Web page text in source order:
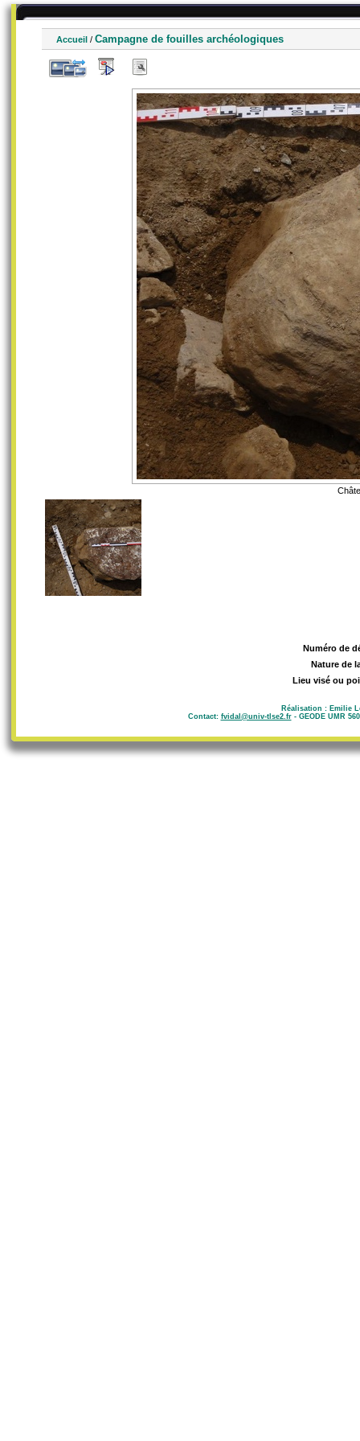
Accueil / Campagne de fouilles archéologiques
Numéro de
Nature de
Lieu visé ou
Réalisation : Emilie
Contact: fvidal@univ-tlse2.fr- GEODE UMR